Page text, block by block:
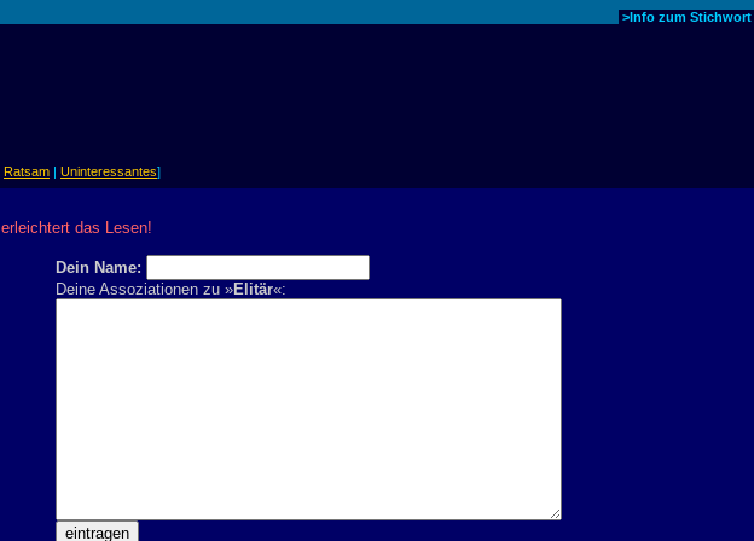
>Info zum Stichwort
Ratsam | Uninteressantes]
erleichtert das Lesen!
Dein Name:
Deine Assoziationen zu »Elitär«: